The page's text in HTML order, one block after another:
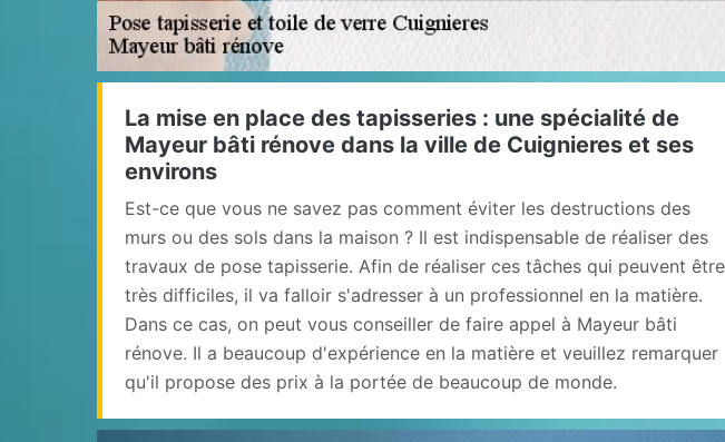
La mise en place des tapisseries : une spécialité de
Mayeur bâti rénove dans la ville de Cuignieres et ses
environs
Est-ce que vous ne savez pas comment éviter les destructions des
murs ou des sols dans la maison ? Il est indispensable de réaliser des
travaux de pose tapisserie. Afin de réaliser ces tâches qui peuvent être
très difficiles, il va falloir s'adresser à un professionnel en la matière.
Dans ce cas, on peut vous conseiller de faire appel à Mayeur bâti
rénove. Il a beaucoup d'expérience en la matière et veuillez remarquer
qu'il propose des prix à la portée de beaucoup de monde.